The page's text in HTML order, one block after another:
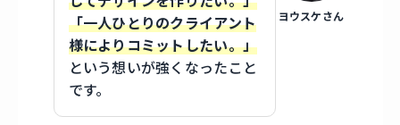
ヨウスケさん
「一人ひとりのクライアント
様によりコミットしたい。」
という想いが強くなったこと
です。